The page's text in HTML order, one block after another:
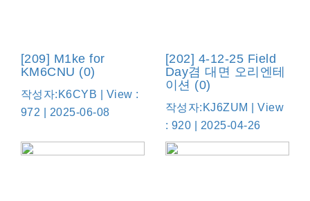
[209] M1ke for
KM6CNU (0)
작성자:K6CYB | View :
972 | 2025-06-08
[202] 4-12-25 Field
Day겸 대면 오리엔테
이션 (0)
작성자:KJ6ZUM | View
: 920 | 2025-04-26